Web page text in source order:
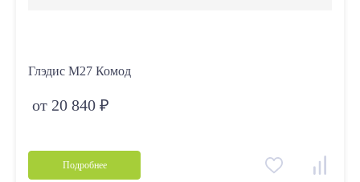
Глэдис М27 Комод
от 20 840 ₽
Подробнее